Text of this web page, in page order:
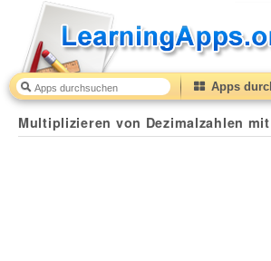
Apps
Multiplizieren von Dezimalzahlen mit
Multiplizieren von Dezimalzahlen mit 10, 100 ...